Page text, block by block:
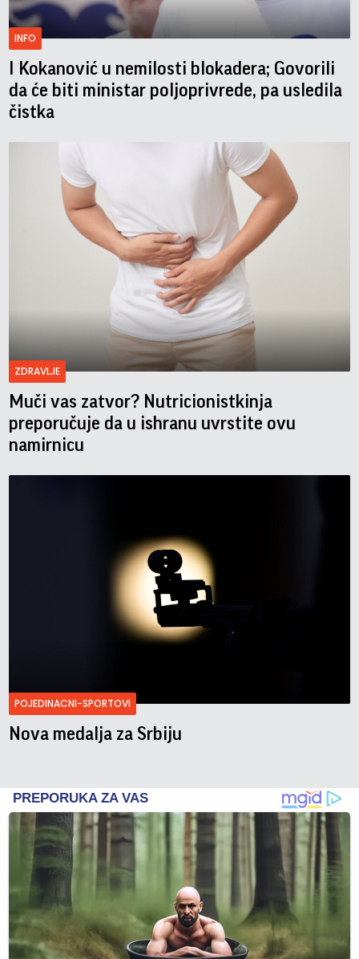
INFO
I Kokanović u nemilosti blokadera; Govorili
da će biti ministar poljoprivrede, pa usledila
čistka
ZDRAVLJE
Muči vas zatvor? Nutricionistkinja
preporučuje da u ishranu uvrstite ovu
namirnicu
POJEDINACNI-SPORTOVI
Nova medalja za Srbiju